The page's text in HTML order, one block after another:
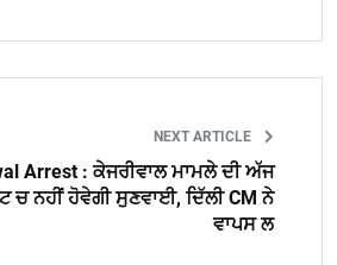
NEXT ARTICLE
Arrest : ਕੇਜਰੀਵਾਲ ਮਾਮਲੇ ਦੀ ਅੱਜ
ਚ ਨਹੀਂ ਹੋਵੇਗੀ ਸੁਣਵਾਈ, ਦਿੱਲੀ CM ਨੇ
ਵਾਪਸ ਲ